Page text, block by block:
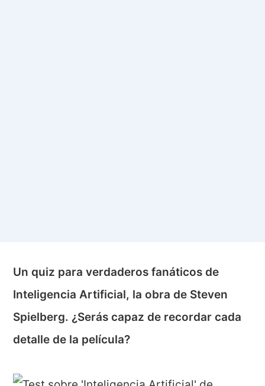
Un quiz para verdaderos fanáticos de
Inteligencia Artificial, la obra de Steven
Spielberg. ¿Serás capaz de recordar cada
detalle de la película?